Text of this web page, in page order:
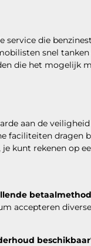
service die
snel
die het mogelijk
aan de
faciliteiten dragen
kunt rekenen op
accepteren